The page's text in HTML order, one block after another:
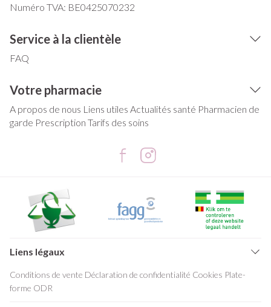
Numéro TVA: BE0425070232
Service à la clientèle
FAQ
Votre pharmacie
A propos de nous Liens utiles Actualités santé Pharmacien de
garde Prescription Tarifs des soins
Liens légaux
Conditions de vente Déclaration de confidentialité Cookies Plate-
forme ODR